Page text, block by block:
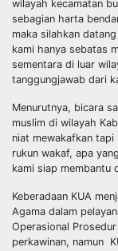
wilayah kecamatan
sebagian harta
maka silahkan
kami hanya sebatas
sementara di luar
tanggungjawab dari
Menurutnya, bicara
muslim di wilayah
niat mewakafkan tapi
rukun wakaf, apa
kami siap membantu
Keberadaan KUA
Agama dalam
Operasional
perkawinan, namun